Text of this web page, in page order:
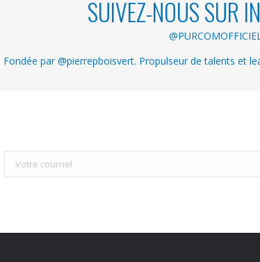
SUIVEZ-NOUS SUR
Fondée par @pierrepboisvert. Propulseur de talents et